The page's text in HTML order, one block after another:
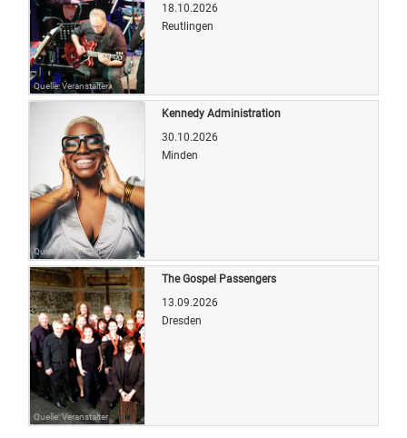
Quelle: Veranstalter
18.10.2026
Reutlingen
Quelle: Veranstalter
Kennedy Administration
30.10.2026
Minden
Quelle: Veranstalter
The Gospel Passengers
13.09.2026
Dresden